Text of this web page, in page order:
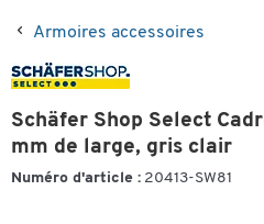
Armoires accessoires
Schäfer Shop Select
mm de large, gris clair
Numéro d'article : 20413-SW81